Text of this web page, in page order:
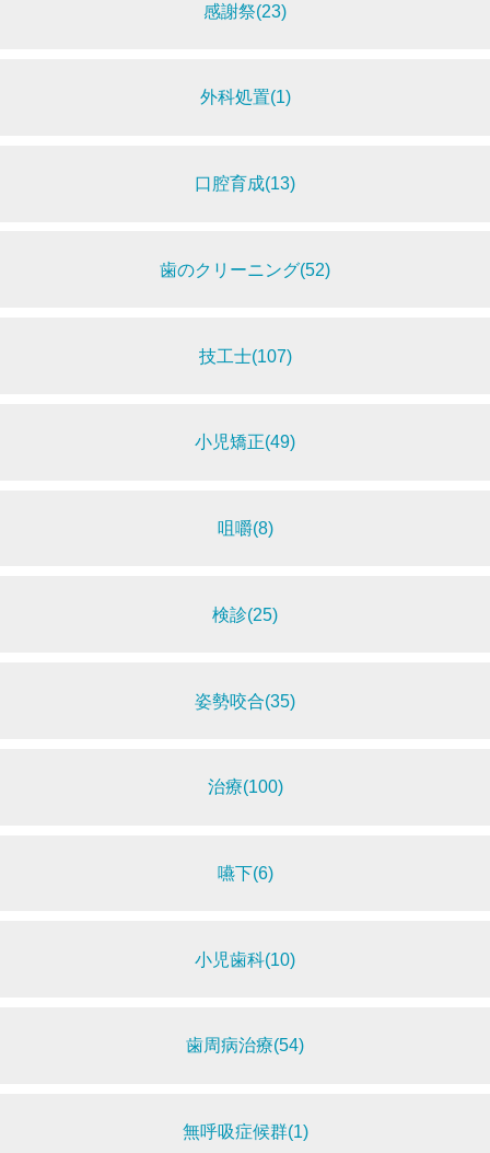
感謝祭(23)
外科処置(1)
口腔育成(13)
歯のクリーニング(52)
技工士(107)
小児矯正(49)
咀嚼(8)
検診(25)
姿勢咬合(35)
治療(100)
嚥下(6)
小児歯科(10)
歯周病治療(54)
無呼吸症候群(1)